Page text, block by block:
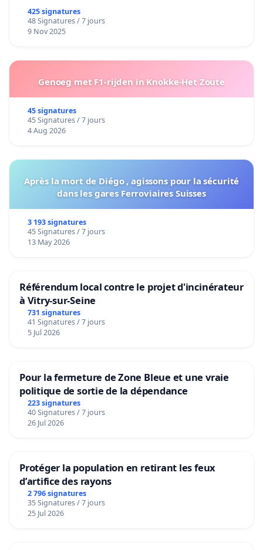
425 signatures
48 Signatures / 7 jours
9 Nov 2025
Genoeg met F1-rijden in Knokke-Het Zoute
45 signatures
45 Signatures / 7 jours
4 Aug 2026
Après la mort de Diégo , agissons pour la sécurité
dans les gares Ferroviaires Suisses
3 193 signatures
45 Signatures / 7 jours
13 May 2026
Référendum local contre le projet d'incinérateur
à Vitry-sur-Seine
731 signatures
41 Signatures / 7 jours
5 Jul 2026
Pour la fermeture de Zone Bleue et une vraie
politique de sortie de la dépendance
223 signatures
40 Signatures / 7 jours
26 Jul 2026
Protéger la population en retirant les feux
d’artifice des rayons
2 796 signatures
35 Signatures / 7 jours
25 Jul 2026